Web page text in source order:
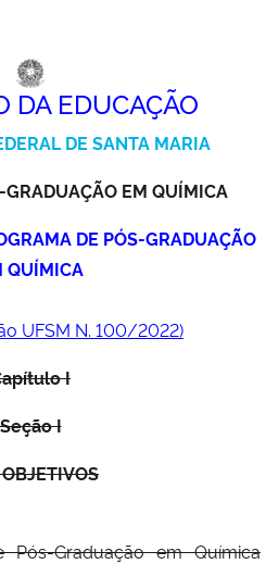
e Comunicações
Direitos Humanos
DA EDUCAÇÃO
DE SANTA MARIA
GRADUAÇÃO EM QUÍMICA
DE PÓS-GRADUAÇÃO
QUÍMICA
UFSM N. 100/2022)
I
Seção I
Graduação em Química